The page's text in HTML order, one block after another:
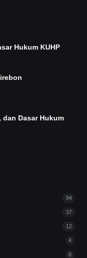
Hukum KUHP
Dasar Hukum
94
37
12
4
8